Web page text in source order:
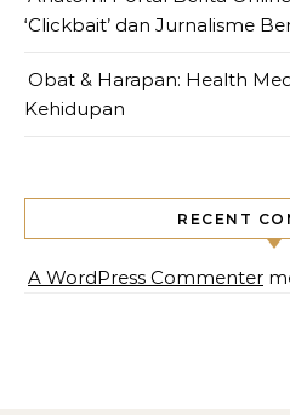
‘Clickbait’ dan Jurnalisme
Obat & Harapan: Health
Kehidupan
RECENT
A WordPress Commenter